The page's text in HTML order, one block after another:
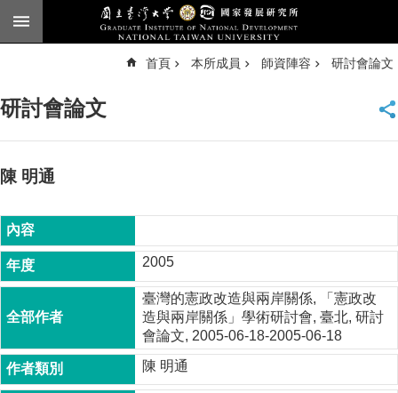
跳到主要內容區塊
臺
頁
公
告
本
簡
本
首頁 本所成員 師資陣容 研討會論文
研討會論文
陳 明通
2005
臺灣的憲政改造與兩岸關係, 「憲政改
造與兩岸關係」學術研討會, 臺北, 研討
會論文, 2005-06-18-2005-06-18
陳 明通